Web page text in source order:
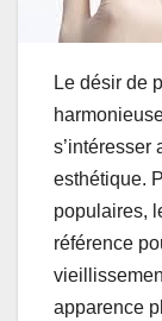
Le désir de
s’intéresser
esthétique.
populaires,
référence
apparence